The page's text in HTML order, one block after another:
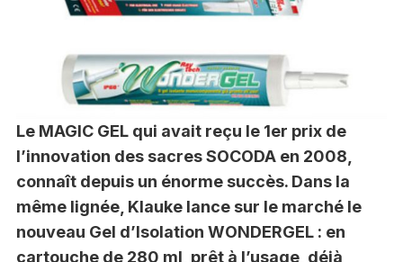
Le MAGIC GEL qui avait reçu le 1er prix de
l’innovation des sacres SOCODA en 2008,
connaît depuis un énorme succès. Dans la
même lignée, Klauke lance sur le marché le
nouveau Gel d’Isolation WONDERGEL : en
cartouche de 280 ml, prêt à l’usage, déjà